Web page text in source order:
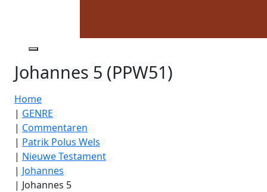
Johannes 5 (PPW51)
Home
| GENRE
| Commentaren
| Patrik Polus Wels
| Nieuwe Testament
| Johannes
| Johannes 5